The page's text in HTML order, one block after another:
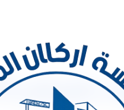
تنظيف وتعقيم المنازل